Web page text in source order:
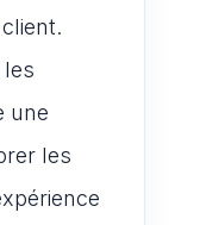
une
les